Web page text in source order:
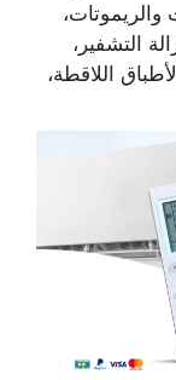
والريموتات،
التشفير،
اللاقطة،